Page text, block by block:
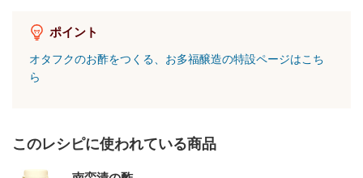
ポイント
オタフクのお酢をつくる、お多福醸造の特設ページはこち
ら
このレシピに使われている商品